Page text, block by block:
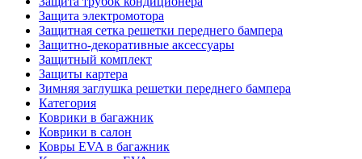
Защита электромотора
Защитная сетка решетки переднего бампера
Защитно-декоративные аксессуары
Защитный комплект
Защиты картера
Зимняя заглушка решетки переднего бампера
Категория
Коврики в багажник
Коврики в салон
Ковры EVA в багажник